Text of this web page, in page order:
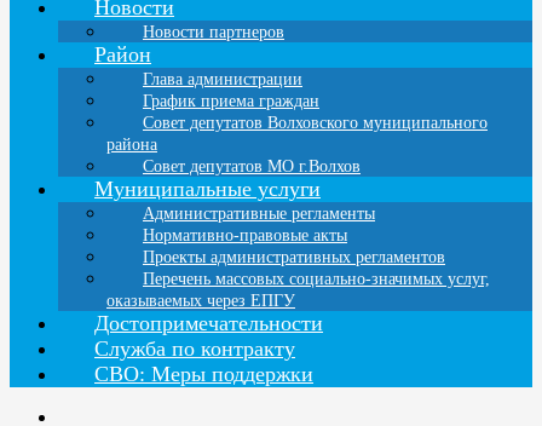
Новости
Новости партнеров
Район
Глава администрации
График приема граждан
Совет депутатов Волховского муниципального
района
Совет депутатов МО г.Волхов
Муниципальные услуги
Административные регламенты
Нормативно-правовые акты
Проекты административных регламентов
Перечень массовых социально-значимых услуг,
оказываемых через ЕПГУ
Достопримечательности
Служба по контракту
СВО: Меры поддержки